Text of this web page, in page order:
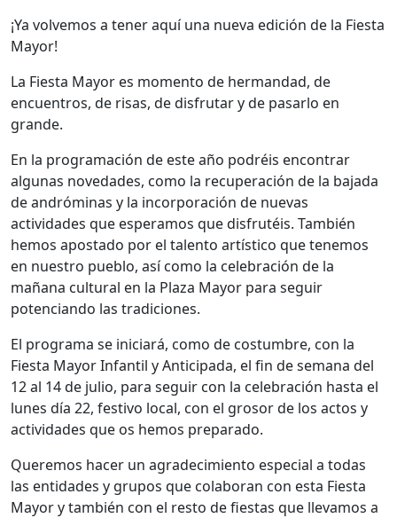
¡Ya volvemos a tener aquí una nueva edición de la Fiesta
Mayor!
La Fiesta Mayor es momento de hermandad, de
encuentros, de risas, de disfrutar y de pasarlo en
grande.
En la programación de este año podréis encontrar
algunas novedades, como la recuperación de la bajada
de andróminas y la incorporación de nuevas
actividades que esperamos que disfrutéis. También
hemos apostado por el talento artístico que tenemos
en nuestro pueblo, así como la celebración de la
mañana cultural en la Plaza Mayor para seguir
potenciando las tradiciones.
El programa se iniciará, como de costumbre, con la
Fiesta Mayor Infantil y Anticipada, el fin de semana del
12 al 14 de julio, para seguir con la celebración hasta el
lunes día 22, festivo local, con el grosor de los actos y
actividades que os hemos preparado.
Queremos hacer un agradecimiento especial a todas
las entidades y grupos que colaboran con esta Fiesta
Mayor y también con el resto de fiestas que llevamos a